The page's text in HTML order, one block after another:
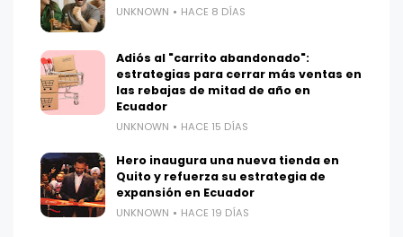
UNKNOWN HACE 8 DÍAS
Adiós al "carrito abandonado":
estrategias para cerrar más ventas en
las rebajas de mitad de año en
Ecuador
UNKNOWN HACE 15 DÍAS
Hero inaugura una nueva tienda en
Quito y refuerza su estrategia de
expansión en Ecuador
UNKNOWN HACE 19 DÍAS